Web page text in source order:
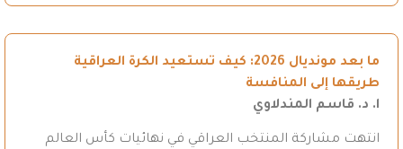
ما بعد مونديال 2026: كيف تستعيد الكرة العراقية
طريقها إلى المنافسة
ا. د. قاسم المندلاوي
انتهت مشاركة المنتخب العراقي في نهائيات كأس العالم